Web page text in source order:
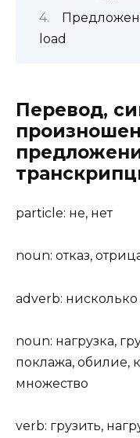
load
Перевод,
particle: не, нет
noun: отказ,
adverb: нисколько
noun: нагрузка,
поклажа, обилие,
множество
verb: грузить,